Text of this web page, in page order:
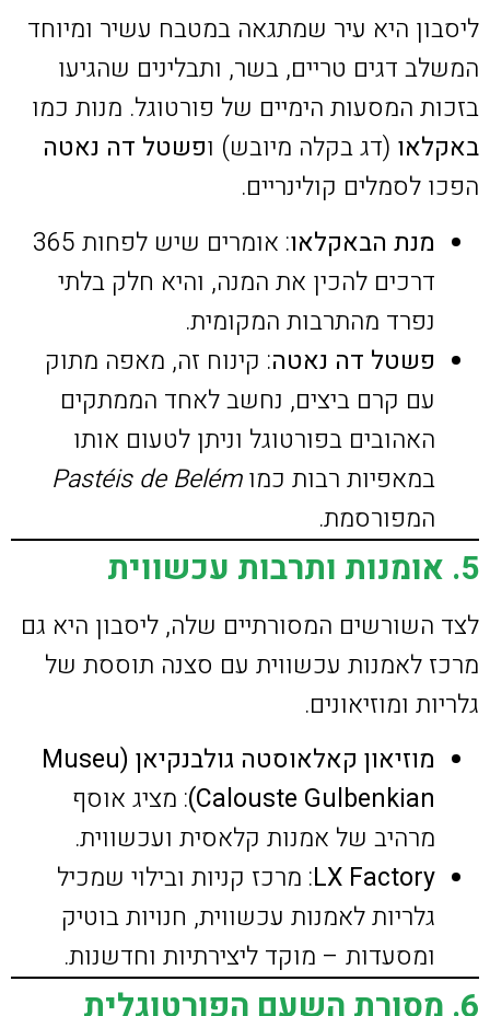
ליסבון היא עיר שמתגאה במטבח עשיר ומיוחד
המשלב דגים טריים, בשר, ותבלינים שהגיעו
בזכות המסעות הימיים של פורטוגל. מנות כמו
באקלאו (דג בקלה מיובש) ופשטל דה נאטה
הפכו לסמלים קולינריים.
מנת הבאקלאו
: אומרים שיש לפחות 365
דרכים להכין את המנה, והיא חלק בלתי
נפרד מהתרבות המקומית.
פשטל דה נאטה: קינוח זה, מאפה מתוק
עם קרם ביצים, נחשב לאחד הממתקים
האהובים בפורטוגל וניתן לטעום אותו
במאפיות רבות כמוPastéis de Belém
המפורסמת.
5. אומנות ותרבות עכשווית
לצד השורשים המסורתיים שלה, ליסבון היא גם
מרכז לאמנות עכשווית עם סצנה תוססת של
גלריות ומוזיאונים.
מוזיאון קאלאוסטה גולבנקיאן (Museu
Calouste Gulbenkian) : מציג אוסף
מרהיב של אמנות קלאסית ועכשווית.
LX Factory: מרכז קניות ובילוי שמכיל
גלריות לאמנות עכשווית, חנויות בוטיק
ומסעדות – מוקד ליצירתיות וחדשנות.